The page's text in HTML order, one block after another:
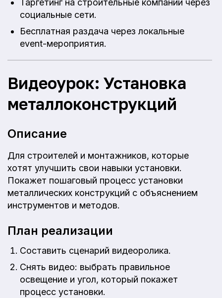
Таргетинг на строительные компании через
социальные сети.
Бесплатная раздача через локальные
event-мероприятия.
Видеоурок: Установка
металлоконструкций
Описание
Для строителей и монтажников, которые
хотят улучшить свои навыки установки.
Покажет пошаговый процесс установки
металлических конструкций с объяснением
инструментов и методов.
План реализации
Составить сценарий видеоролика.
Снять видео: выбрать правильное
освещение и угол, который покажет
процесс установки.